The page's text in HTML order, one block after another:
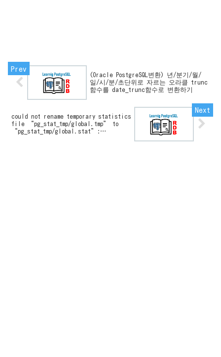
(Oracle PostgreSQL변환) 년/분기/월/
일/시/분/초단위로 자르는 오라클 trunc
함수를 date_trunc함수로 변환하기
could not rename temporary statistics
file “pg_stat_tmp/global.tmp” to
“pg_stat_tmp/global.stat”: